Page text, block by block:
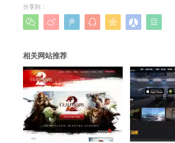
分享到：
      
相关网站推荐